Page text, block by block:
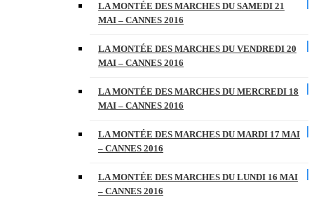
LA MONTÉE DES MARCHES DU SAMEDI 21
MAI – CANNES 2016
LA MONTÉE DES MARCHES DU VENDREDI 20
MAI – CANNES 2016
LA MONTÉE DES MARCHES DU MERCREDI 18
MAI – CANNES 2016
LA MONTÉE DES MARCHES DU MARDI 17 MAI
– CANNES 2016
LA MONTÉE DES MARCHES DU LUNDI 16 MAI
– CANNES 2016